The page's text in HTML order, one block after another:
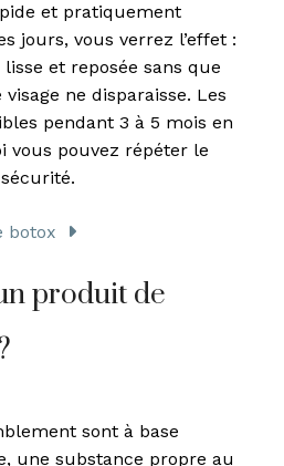
et pratiquement
jours, vous verrez l’effet :
et reposée sans que
visage ne disparaisse. Les
pendant 3 à 5 mois en
vous pouvez répéter le
botox
produit de
sont à base
une substance propre au